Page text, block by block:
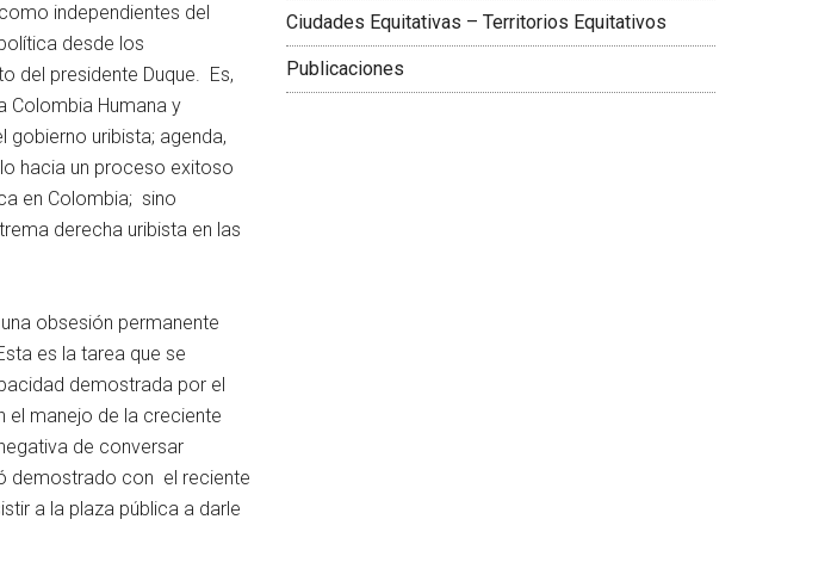
independientes del
desde los
del presidente Duque. Es,
Colombia Humana y
uribista; agenda,
hacia un proceso exitoso
en Colombia; sino
derecha uribista en las
obsesión permanente
es la tarea que se
demostrada por el
el manejo de la creciente
de conversar
demostrado con el reciente
a la plaza pública a darle
Ciudades Equitativas – Territorios Equitativos
Publicaciones